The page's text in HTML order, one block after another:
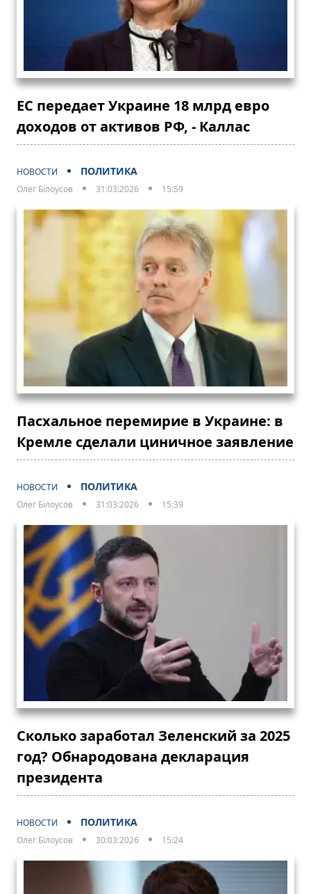
ЕС передает Украине 18 млрд евро
доходов от активов РФ, - Каллас
НОВОСТИ ПОЛИТИКА
Олег Білоусов 31:03:2026 15:59
Пасхальное перемирие в Украине: в
Кремле сделали циничное заявление
НОВОСТИ ПОЛИТИКА
Олег Білоусов 31:03:2026 15:39
Сколько заработал Зеленский за 2025
год? Обнародована декларация
президента
НОВОСТИ ПОЛИТИКА
Олег Білоусов 30:03:2026 15:24